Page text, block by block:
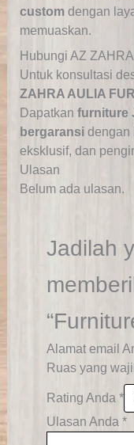
customdengan
memuaskan.
Hubungi AZ
Untuk konsultasi
ZAHRA AULIA
Dapatkan furniture
bergaransidengan
eksklusif, dan
Ulasan
Belum ada ulasan.
Jadilah
Alamat email
Ruas yang
Rating Anda *
Ulasan Anda *